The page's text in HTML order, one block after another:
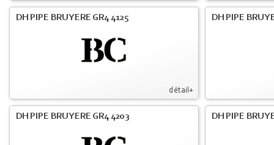
détail+
DH PIPE BRUYERE GR4 4125 DH PIPE
DH PIPE BRUYERE GR4 4203 DH PIPE